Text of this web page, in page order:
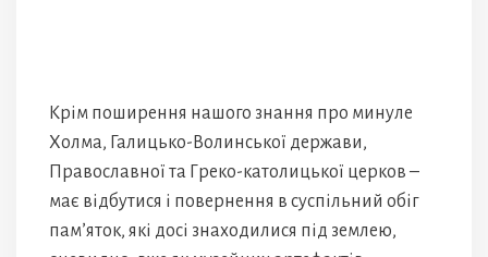
Крім поширення нашого знання про минуле
Холма, Галицько-Волинської держави,
Православної та Греко-католицької церков –
має відбутися і повернення в суспільний обіг
пам’яток, які досі знаходилися під землею,